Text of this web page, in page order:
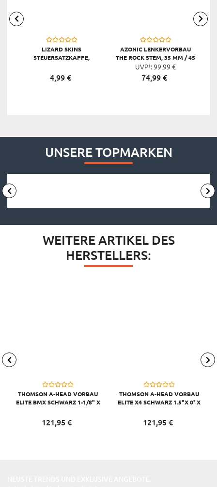
LIZARD SKINS
STEUERSATZKAPPE,
4,99 €
AZONIC LENKERVORBAU
THE ROCK STEM, 35 MM / 45
MM
UVP¹: 99,99 €
74,99€
UNSERE TOPMARKEN
WEITERE ARTIKEL DES
HERSTELLERS:
THOMSON A-HEAD VORBAU
ELITE BMX SCHWARZ 1-1/8" X
LENKERKL.
121,95 €
THOMSON A-HEAD VORBAU
ELITE X4 SCHWARZ 1.5"X 0° X
121,95 €